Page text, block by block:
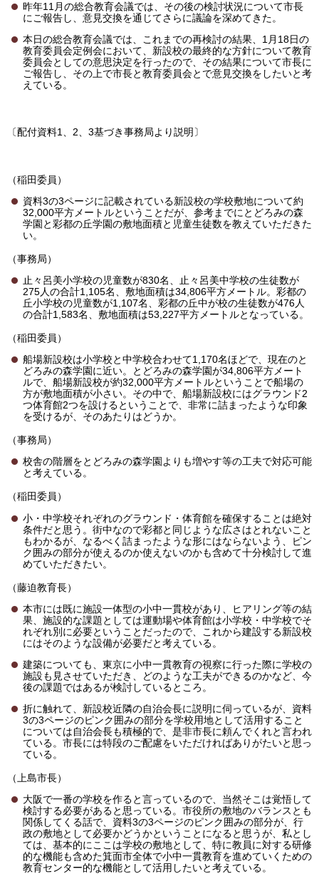
昨年11月の総合教育会議では、その後の検討状況について市長
にご報告し、意見交換を通じてさらに議論を深めてきた。
本日の総合教育会議では、これまでの再検討の結果、1月18日の
教育委員会定例会において、新設校の最終的な方針について教育
委員会としての意思決定を行ったので、その結果について市長に
ご報告し、その上で市長と教育委員会とで意見交換をしたいと考
えている。
〔配付資料1、2、3基づき事務局より説明〕
（稲田委員）
資料3の3ページに記載されている新設校の学校敷地について約
32,000平方メートルということだが、参考までにとどろみの森
学園と彩都の丘学園の敷地面積と児童生徒数を教えていただきた
い。
（事務局）
止々呂美小学校の児童数が830名、止々呂美中学校の生徒数が
275人の合計1,105名、敷地面積は34,806平方メートル。彩都の
丘小学校の児童数が1,107名、彩都の丘中が校の生徒数が476人
の合計1,583名、敷地面積は53,227平方メートルとなっている。
（稲田委員）
船場新設校は小学校と中学校合わせて1,170名ほどで、現在のと
どろみの森学園に近い。とどろみの森学園が34,806平方メート
ルで、船場新設校が約32,000平方メートルということで船場の
方が敷地面積が小さい。その中で、船場新設校にはグラウンド2
つ体育館2つを設けるということで、非常に詰まったような印象
を受けるが、そのあたりはどうか。
（事務局）
校舎の階層をとどろみの森学園よりも増やす等の工夫で対応可能
と考えている。
（稲田委員）
小・中学校それぞれのグラウンド・体育館を確保することは絶対
条件だと思う。街中なので彩都と同じような広さはとれないこと
もわかるが、なるべく詰まったような形にはならないよう、ピン
ク囲みの部分が使えるのか使えないのかも含めて十分検討して進
めていただきたい。
（藤迫教育長）
本市には既に施設一体型の小中一貫校があり、ヒアリング等の結
果、施設的な課題としては運動場や体育館は小学校・中学校でそ
れぞれ別に必要ということだったので、これから建設する新設校
にはそのような設備が必要だと考えている。
建築についても、東京に小中一貫教育の視察に行った際に学校の
施設も見させていただき、どのような工夫ができるのかなど、今
後の課題ではあるが検討しているところ。
折に触れて、新設校近隣の自治会長に説明に伺っているが、資料
3の3ページのピンク囲みの部分を学校用地として活用すること
については自治会長も積極的で、是非市長に頼んでくれと言われ
ている。市長には特段のご配慮をいただければありがたいと思っ
ている。
（上島市長）
大阪で一番の学校を作ると言っているので、当然そこは覚悟して
検討する必要があると思っている。市役所の敷地のバランスとも
関係してくる話で、資料3の3ページのピンク囲みの部分が、行
政の敷地として必要かどうかということになると思うが、私とし
ては、基本的にここは学校の敷地として、特に教員に対する研修
的な機能も含めた箕面市全体で小中一貫教育を進めていくための
教育センター的な機能として活用したいと考えている。